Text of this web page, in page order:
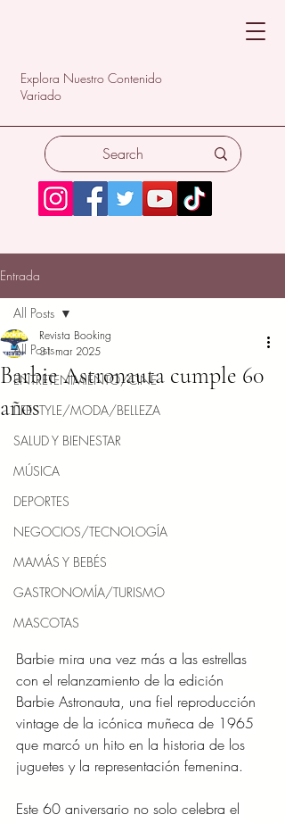
Explora Nuestro Contenido
Variado
Entrada
All Posts
ENTRETENIMIENTO/CINE
LIFESTYLE/MODA/BELLEZA
SALUD Y BIENESTAR
MÚSICA
DEPORTES
NEGOCIOS/TECNOLOGÍA
MAMÁS Y BEBÉS
GASTRONOMÍA/TURISMO
MASCOTAS
All Posts
Barbie Astronauta cumple 60
años
Revista Booking
31 mar 2025
Barbie mira una vez más a las estrellas
con el relanzamiento de la edición
Barbie Astronauta, una fiel reproducción
vintage de la icónica muñeca de 1965
que marcó un hito en la historia de los
juguetes y la representación femenina.
Este 60 aniversario no solo celebra el